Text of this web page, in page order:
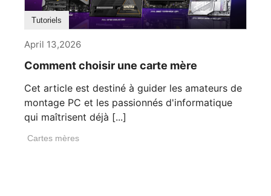
Tutoriels
April 13,2026
Comment choisir une carte mère
Cet article est destiné à guider les amateurs de
montage PC et les passionnés d'informatique
qui maîtrisent déjà [...]
Cartes mères